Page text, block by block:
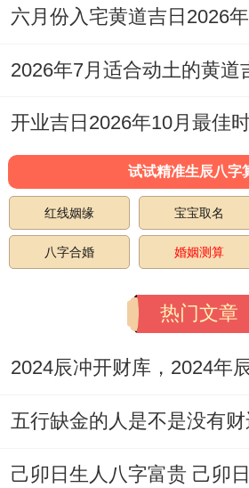
合木局的气场流动；不相
约类行程.
当遇到突发性出行需求时
甲」中的时家奇门原理。
选择休门、生门对应的方
点。比如申时出发遇天芮
符星波及,再继续既定行程。
通过我跟你讲 -准把握2025
激活流年「华盖」「天解
力。建议在确定具体日期
开业吉日2026年10月最佳时
试试精准生辰八字
红线姻缘 宝宝取名
八字合婚 婚姻测算
热门文章